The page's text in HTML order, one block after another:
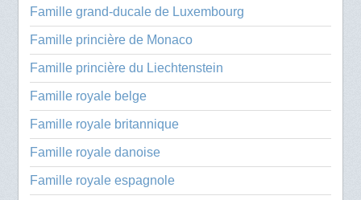
Famille grand-ducale de Luxembourg
Famille princière de Monaco
Famille princière du Liechtenstein
Famille royale belge
Famille royale britannique
Famille royale danoise
Famille royale espagnole